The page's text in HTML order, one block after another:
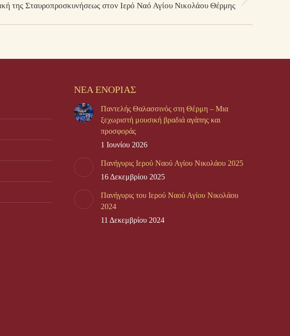
της Σταυροπροσκυνήσεως στον Ιερό Ναό Αγίου Νικολάου Θέρμης
ΝΕΑ ΕΝΟΡΙΑΣ
Παντελής Θαλασσινός στη Θέρμη – Μια
ξεχωριστή μουσική βραδιά αγάπης και
προσφοράς
1 Ιουνίου 2026
Πανήγυρις Ιερού Ναού Αγίου Νικολάου 2025
16 Δεκεμβρίου 2025
Πανήγυρις του Ιερού Ναού Αγίου Νικολάου
2024
11 Δεκεμβρίου 2024